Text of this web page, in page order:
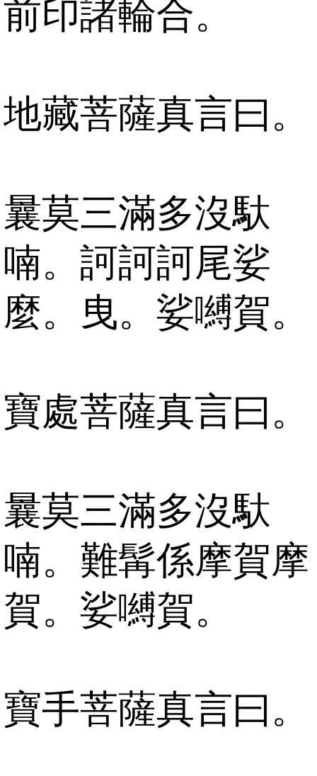
前印諸輪合。
地藏菩薩真言曰。
曩莫三滿多沒馱
喃。訶訶訶尾娑
麼。曳。娑嚩賀。
寶處菩薩真言曰。
曩莫三滿多沒馱
喃。難髯係摩賀摩
賀。娑嚩賀。
寶手菩薩真言曰。